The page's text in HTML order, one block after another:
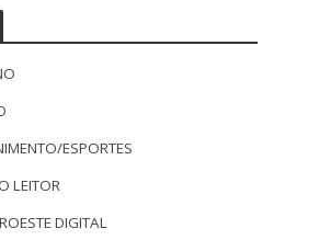
ESPORTES
LEITOR
DIGITAL